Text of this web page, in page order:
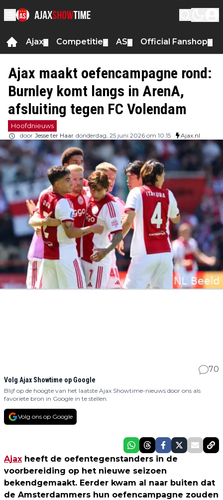
Ajax Competitie AS Official Fanshop
Ajax maakt oefencampagne rond:
Burnley komt langs in ArenA,
afsluiting tegen FC Volendam
Hoofdnieuws
door Jesse ter Haar donderdag, 25 juni 2026 om 10:15 Ajax.nl
70
Volg Ajax Showtime op Google
Blijf op de hoogte van het laatste Ajax Showtime-nieuws door ons als
favoriete bron in Google in te stellen.
Volg ons op Google
Ajax heeft de oefentegenstanders in de
voorbereiding op het nieuwe seizoen
bekendgemaakt. Eerder kwam al naar buiten dat
de Amsterdammers hun oefencampagne zouden